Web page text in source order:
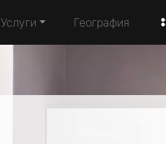
Услуги География